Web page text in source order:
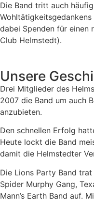
Die Band tritt auch
dabei Spenden für einen
Club Helmstedt).
Unsere
Drei Mitglieder des
2007 die Band um auch
anzubieten.
Den schnellen Erfolg
Heute lockt die Band
damit die Helmstedter
Die Lions Party Band
Spider Murphy Gang,
Mann’s Earth Band auf.